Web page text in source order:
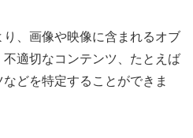
、画像や映像に含まれるオブ
適切なコンテンツ、たとえば
どを特定することができま